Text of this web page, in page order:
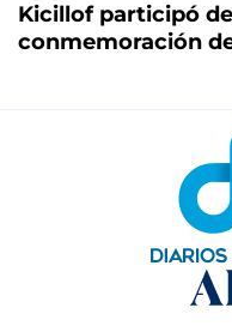
Kicillof participó
conmemoración